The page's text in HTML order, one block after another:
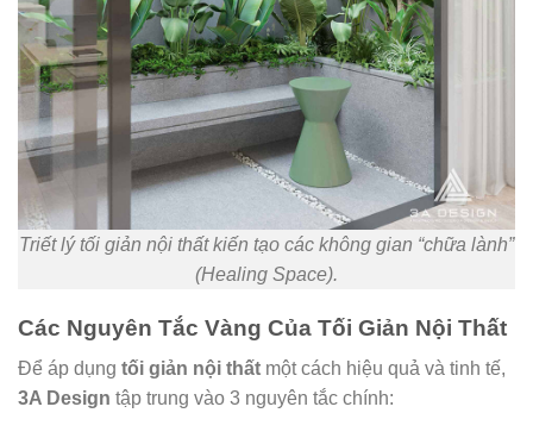
Triết lý tối giản nội thất kiến tạo các không gian “chữa lành”
(Healing Space).
Các Nguyên Tắc Vàng Của Tối Giản Nội Thất
Để áp dụng tối giản nội thất một cách hiệu quả và tinh tế,
3A Design tập trung vào 3 nguyên tắc chính: